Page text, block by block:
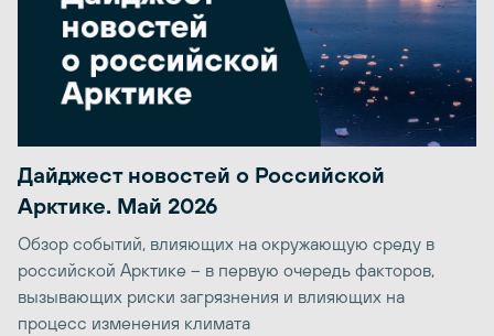
Дайджест новостей о Российской
Арктике. Май 2026
Обзор событий, влияющих на окружающую среду в
российской Арктике – в первую очередь факторов,
вызывающих риски загрязнения и влияющих на
процесс изменения климата